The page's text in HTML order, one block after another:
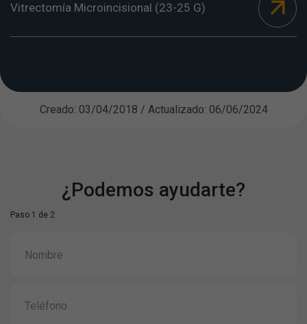
Vitrectomía Microincisional (23-25 G)
Creado: 03/04/2018 / Actualizado: 06/06/2024
¿Podemos ayudarte?
Paso 1 de 2